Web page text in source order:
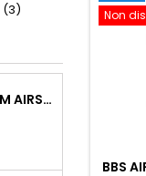
(3)
PREMIUM 6 MM AIRSOFT BBS 0,20 G - 1000 COLPI, NO-JAM, TIRO DRITTO
Non
BBS